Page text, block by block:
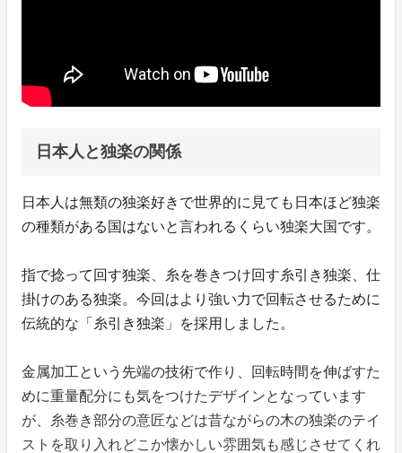
日本人と独楽の関係
日本人は無類の独楽好きで世界的に見ても日本ほど独楽
の種類がある国はないと言われるくらい独楽大国です。
指で捻って回す独楽、糸を巻きつけ回す糸引き独楽、仕
掛けのある独楽。今回はより強い力で回転させるために
伝統的な「糸引き独楽」を採用しました。
金属加工という先端の技術で作り、回転時間を伸ばすた
めに重量配分にも気をつけたデザインとなっています
が、糸巻き部分の意匠などは昔ながらの木の独楽のテイ
ストを取り入れどこか懐かしい雰囲気も感じさせてくれ